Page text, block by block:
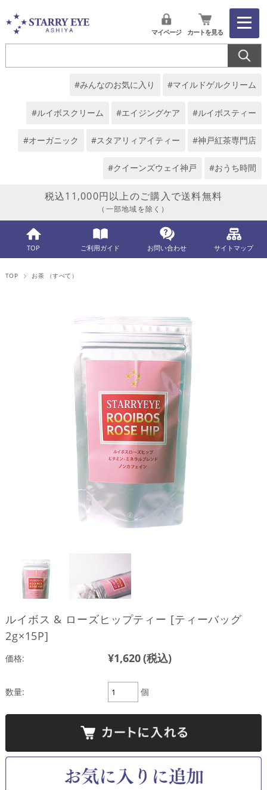
#みんなのお気に入り #マイルドゲルクリーム
#ルイボスクリーム #エイジングケア #ルイボスティー
#オーガニック #スタアリィアイティー #神戸紅茶専門店
#クイーンズウェイ神戸 #おうち時間
マイページ カートを見る
税込11,000円以上のご購入で送料無料
（一部地域を除く）
TOP ご利用ガイド お問い合わせ サイトマップ
TOP お茶 （すべて）
ルイボス & ローズヒップティー [ティーバッグ
2g×15P]
価格: ¥1,620(税込)
数量: 個